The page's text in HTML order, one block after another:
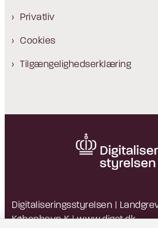
Privatliv
Cookies
Tilgængelighedserklæring
Digitaliseringsstyrelsen |
København K |www.digst.dk